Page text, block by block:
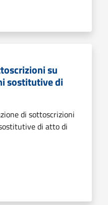
su
sostitutive di
di sottoscrizioni
di atto di